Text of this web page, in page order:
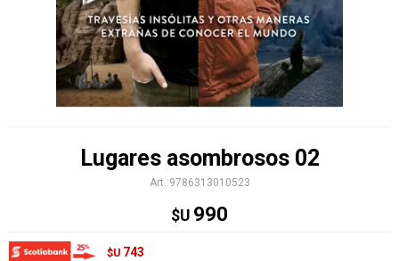
Lugares asombrosos 02
9786313010523
$U 990
$U 743